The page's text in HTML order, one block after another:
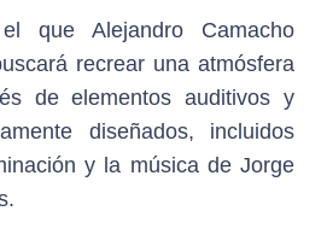
que Alejandro Camacho
recrear una atmósfera
de elementos auditivos y
diseñados, incluidos
y la música de Jorge